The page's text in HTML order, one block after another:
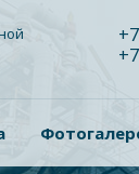
+7
+7